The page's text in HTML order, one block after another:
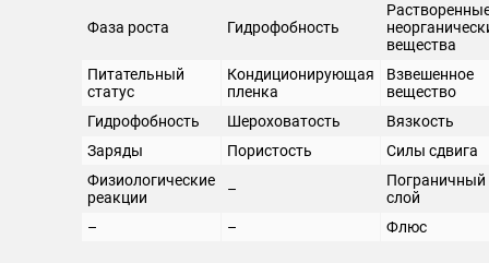
Фаза роста Гидрофобность
вещества
Питательный
статус
Кондиционирующая
пленка
Взвешенное
вещество
Гидрофобность
Шероховатость
Вязкость
Заряды
Пористость
Силы сдвига
Физиологические
реакции
–
Пограничный
слой
–
– Флюс